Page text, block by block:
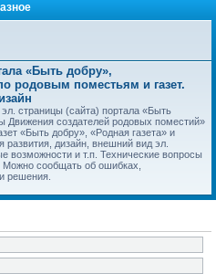
«Быть добру»,
родовым поместьям и газет.
страницы (сайта) портала «Быть
Движения создателей родовых поместий»
«Быть добру», «Родная газета» и
развития, дизайн, внешний вид эл.
возможности и т.п. Технические вопросы
сообщать об ошибках,
решения.